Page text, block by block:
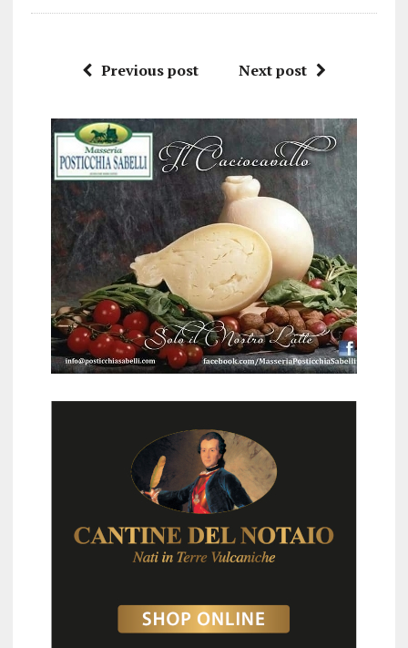
Previous post Next post